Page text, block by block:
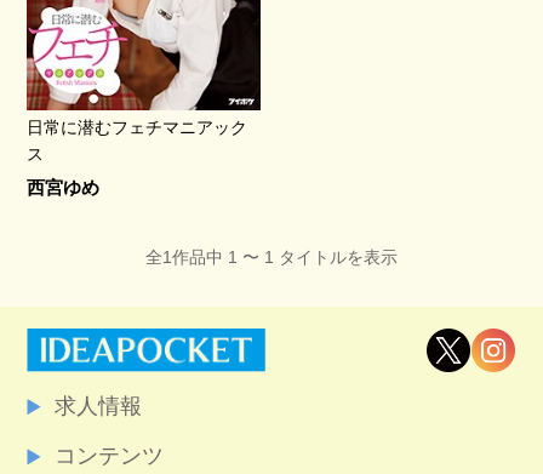
日常に潜むフェチマニアック
ス
西宮ゆめ
全1作品中 1 〜 1 タイトルを表示
求人情報
コンテンツ